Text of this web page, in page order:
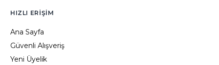
HIZLI ERIŞIM
Ana Sayfa
Güvenli Alışveriş
Yeni Üyelik